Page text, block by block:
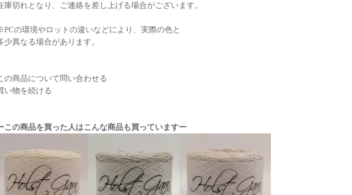
庫切れとなり、ご連絡を差し上げる場合がございます。
の環境やロットの違いなどにより、実際の色と
少異なる場合があります。
の商品について問い合わせる
い物を続ける
この商品を買った人はこんな商品も買っていますー